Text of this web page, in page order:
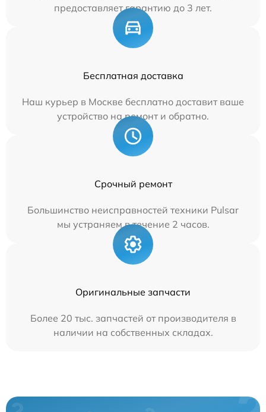
предоставляет гарантию до 3 лет.
Бесплатная доставка
Наш курьер в Москве бесплатно доставит ваше
устройство на ремонт и обратно.
Срочный ремонт
Большинство неисправностей техники Pulsar
мы устраняем в течение 2 часов.
Оригинальные запчасти
Более 20 тыс. запчастей от производителя в
наличии на собственных складах.